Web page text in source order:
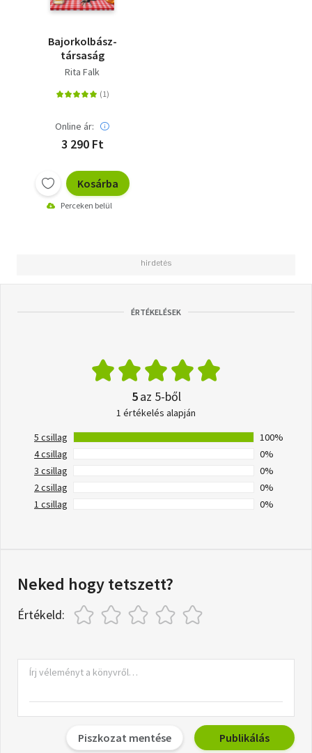
Bajorkolbász-
társaság
Rita Falk
Online ár:
3 290 Ft
Kosárba
Perceken belül
ÉRTÉKELÉSEK
5az 5-ből
1 értékelés alapján
5 csillag
100%
4 csillag
0%
3 csillag
0%
2 csillag
0%
1 csillag
0%
Neked hogy tetszett?
Értékeld:
Piszkozat mentése Publikálás